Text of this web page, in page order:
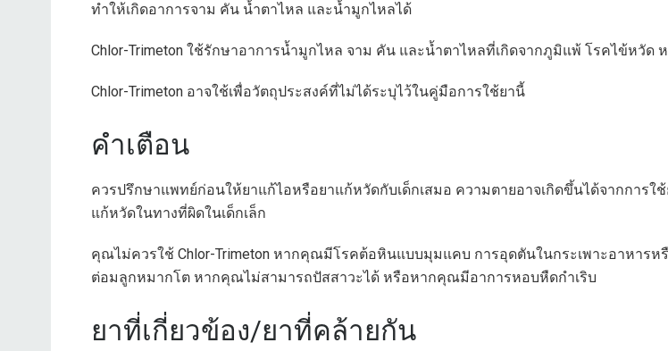
ทำให้เกิดอาการจาม คัน น้ำตาไหล และน้ำมูกไหลได้
Chlor-Trimeton ใช้รักษาอาการน้ำมูกไหล จาม คัน และน้ำตาไหลที่เกิดจากภูมิแพ้ โรคไข้หวัด
Chlor-Trimeton อาจใช้เพื่อวัตถุประสงค์ที่ไม่ได้ระบุไว้ในคู่มือการใช้ยานี้
คำเตือน
ควรปรึกษาแพทย์ก่อนให้ยาแก้ไอหรือยาแก้หวัดกับเด็กเสมอ ความตายอาจเกิดขึ้นได้จากการใ
แก้หวัดในทางที่ผิดในเด็กเล็ก
คุณไม่ควรใช้ Chlor-Trimeton หากคุณมีโรคต้อหินแบบมุมแคบ การอุดตันในกระเพาะอาหาร
ต่อมลูกหมากโต หากคุณไม่สามารถปัสสาวะได้ หรือหากคุณมีอาการหอบหืดกำเริบ
ยาที่เกี่ยวข้อง/ยาที่คล้ายกัน